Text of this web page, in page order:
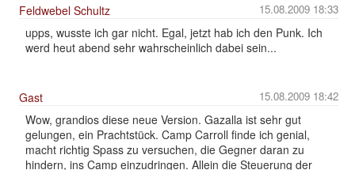
15.08.2009 18:33
Feldwebel Schultz
upps, wusste ich gar nicht. Egal, jetzt hab ich den Punk. Ich
werd heut abend sehr wahrscheinlich dabei sein...
15.08.2009 18:42
Gast
Wow, grandios diese neue Version. Gazalla ist sehr gut
gelungen, ein Prachtstück. Camp Carroll finde ich genial,
macht richtig Spass zu versuchen, die Gegner daran zu
hindern, ins Camp einzudringen. Allein die Steuerung der